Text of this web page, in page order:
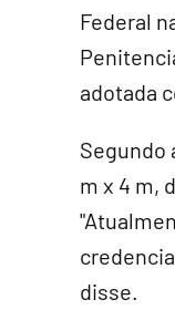
Federal
adotada
Segundo
m x 4 m,
disse.